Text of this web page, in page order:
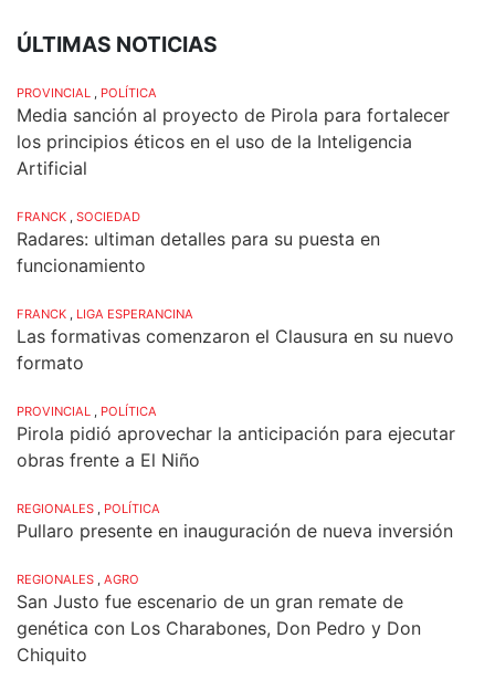
ÚLTIMAS NOTICIAS
PROVINCIAL , POLÍTICA
Media sanción al proyecto de Pirola para fortalecer
los principios éticos en el uso de la Inteligencia
Artificial
FRANCK , SOCIEDAD
Radares: ultiman detalles para su puesta en
funcionamiento
FRANCK , LIGA ESPERANCINA
Las formativas comenzaron el Clausura en su nuevo
formato
PROVINCIAL , POLÍTICA
Pirola pidió aprovechar la anticipación para ejecutar
obras frente a El Niño
REGIONALES , POLÍTICA
Pullaro presente en inauguración de nueva inversión
REGIONALES , AGRO
San Justo fue escenario de un gran remate de
genética con Los Charabones, Don Pedro y Don
Chiquito